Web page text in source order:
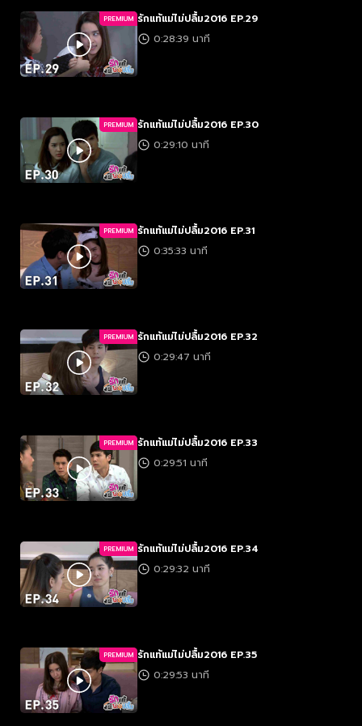
PREMIUM รักแท้แม่ไม่ปลื้ม2016 EP.29
0:28:39 นาที
PREMIUM รักแท้แม่ไม่ปลื้ม2016 EP.30
0:29:10 นาที
PREMIUM รักแท้แม่ไม่ปลื้ม2016 EP.31
0:35:33 นาที
PREMIUM รักแท้แม่ไม่ปลื้ม2016 EP.32
0:29:47 นาที
PREMIUM รักแท้แม่ไม่ปลื้ม2016 EP.33
0:29:51 นาที
PREMIUM รักแท้แม่ไม่ปลื้ม2016 EP.34
0:29:32 นาที
PREMIUM รักแท้แม่ไม่ปลื้ม2016 EP.35
0:29:53 นาที